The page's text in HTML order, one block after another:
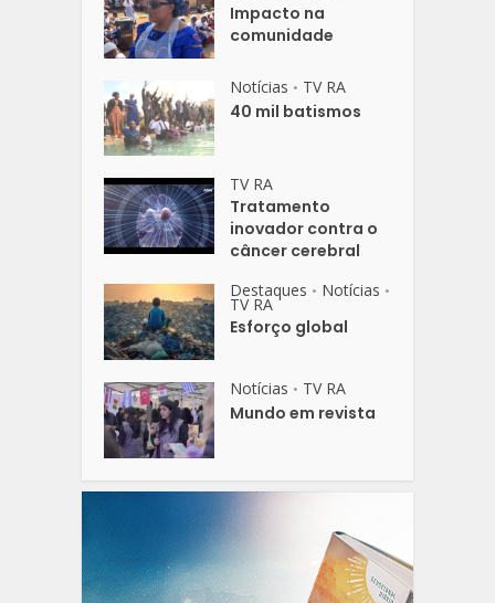
Impacto na
comunidade
Notícias • TV RA
40 mil batismos
TV RA
Tratamento
inovador contra o
câncer cerebral
Destaques • Notícias •
TV RA
Esforço global
Notícias • TV RA
Mundo em revista